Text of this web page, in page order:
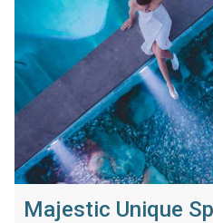
Majestic Unique